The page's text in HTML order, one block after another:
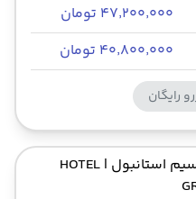
۴۷٬۲۰۰٬۰۰۰ تومان
۴۰٬۸۰۰٬۰۰۰ تومان
رایگان
استانبول | HOTEL